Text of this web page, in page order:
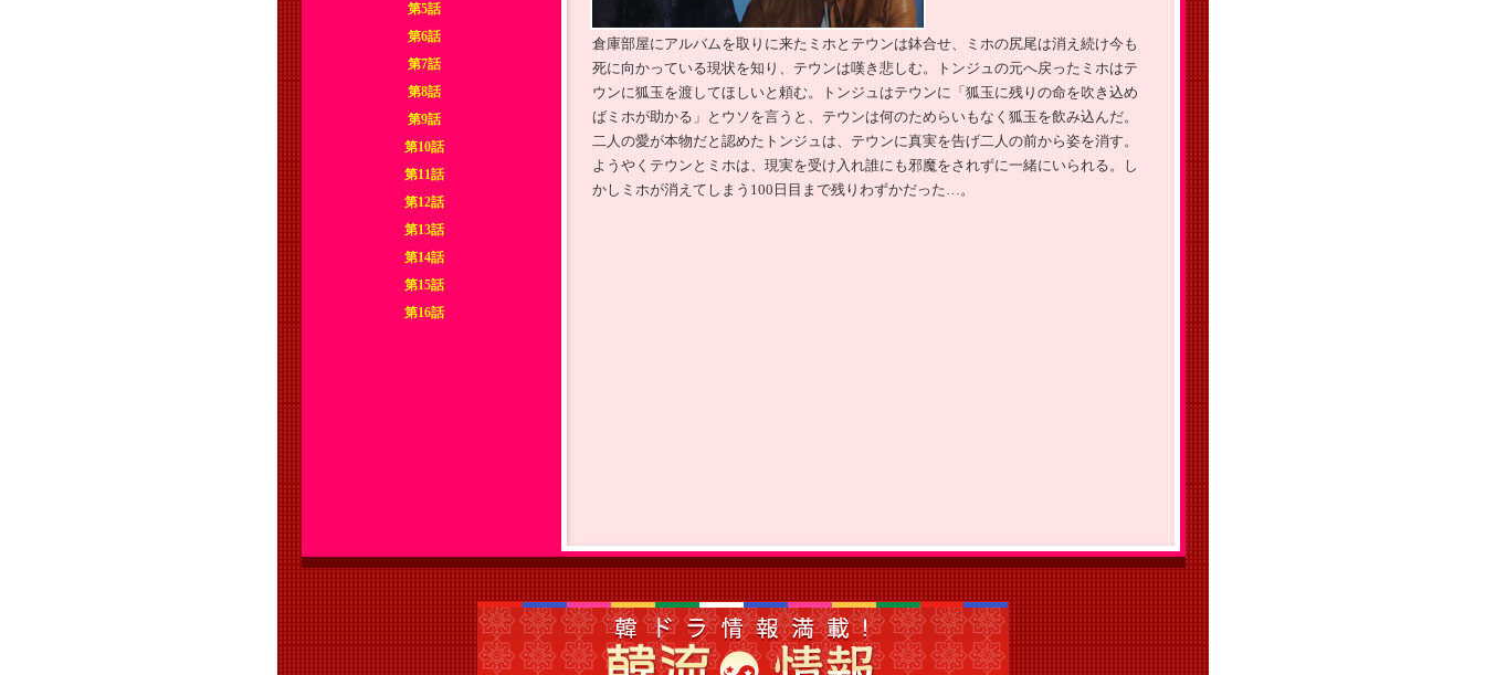
倉庫部屋にアルバムを取りに来たミホとテウンは鉢合せ、ミホの尻尾は消え続け今も
死に向かっている現状を知り、テウンは嘆き悲しむ。トンジュの元へ戻ったミホはテ
ウンに狐玉を渡してほしいと頼む。トンジュはテウンに「狐玉に残りの命を吹き込め
ばミホが助かる」とウソを言うと、テウンは何のためらいもなく狐玉を飲み込んだ。
二人の愛が本物だと認めたトンジュは、テウンに真実を告げ二人の前から姿を消す。
ようやくテウンとミホは、現実を受け入れ誰にも邪魔をされずに一緒にいられる。し
かしミホが消えてしまう100日目まで残りわずかだった…。
第5話
第6話
第7話
第8話
第9話
第10話
第11話
第12話
第13話
第14話
第15話
第16話